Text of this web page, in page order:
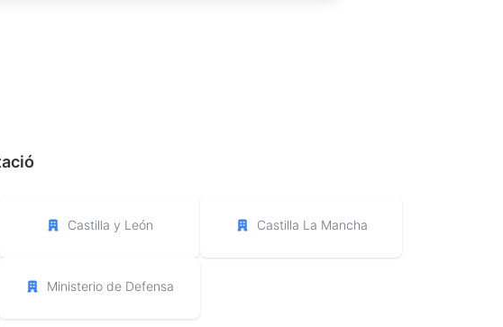
Castilla y León Castilla La Mancha
Ministerio de Defensa